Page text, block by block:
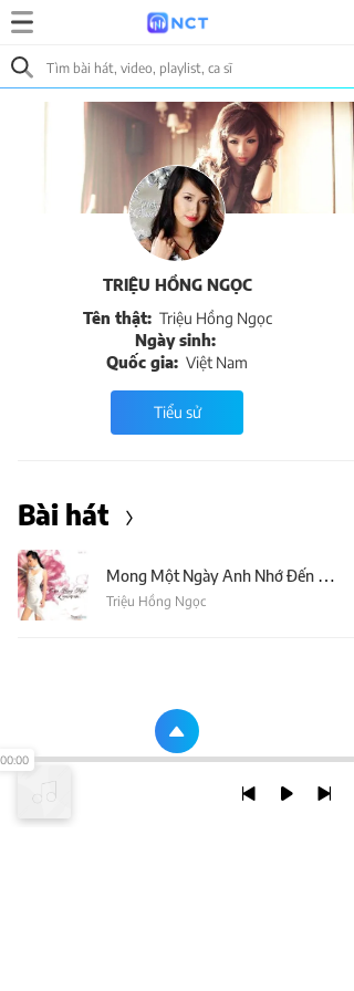
TRIỆU HỒNG NGỌC
Tên thật: Triệu Hồng Ngọc
Ngày sinh:
Quốc gia: Việt Nam
Tiểu sử
Bài hát
Mong Một Ngày Anh Nhớ Đến Em
Triệu Hồng Ngọc
00:00